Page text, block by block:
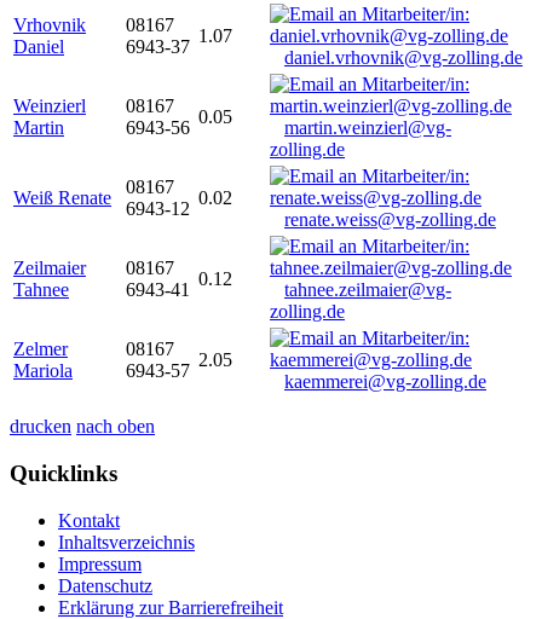
Vrhovnik
Daniel
08167
6943-37
1.07
daniel.vrhovnik@vg-zolling.de
Weinzierl
Martin
08167
6943-56
0.05
martin.weinzierl@vg-
zolling.de
Weiß Renate
08167
6943-12
0.02
renate.weiss@vg-zolling.de
Zeilmaier
Tahnee
08167
6943-41
0.12
tahnee.zeilmaier@vg-
zolling.de
Zelmer
Mariola
08167
6943-57
2.05
kaemmerei@vg-zolling.de
drucken nach oben
Quicklinks
Kontakt
Inhaltsverzeichnis
Impressum
Datenschutz
Erklärung zur Barrierefreiheit